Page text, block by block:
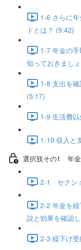
1-6 さらに
ドとは？ (9:42)
1-7 年金の
知っておきまし
1-8 支出を
(5:17)
1-9 生活費
1-10 収入と
選択肢その1 年
2-1 セクシ
2-2 年金を
説と効果を確認
2-3 繰下げ